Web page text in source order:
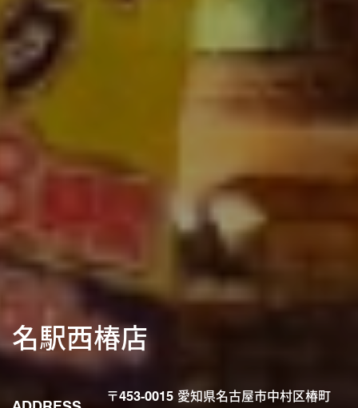
名駅西椿店
〒453-0015 愛知県名古屋市中村区椿町